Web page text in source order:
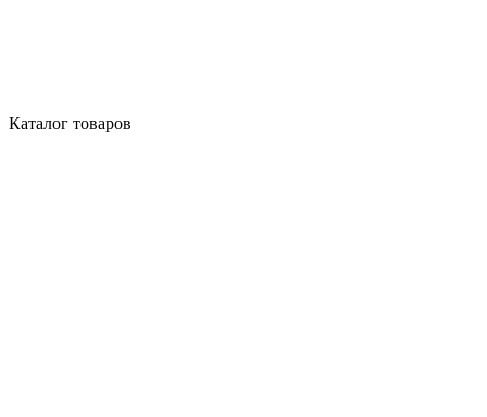
Каталог товаров